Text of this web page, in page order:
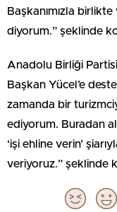
Başkanımızla
diyorum.” şeklinde
Anadolu Birliği Partisi
Başkan Yücel’e
zamanda bir
ediyorum. Buradan
‘işi ehline verin’
veriyoruz.” şeklinde